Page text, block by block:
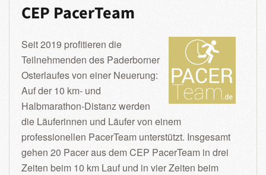
CEP PacerTeam
Seit 2019 profitieren die
Teilnehmenden des Paderborner
Osterlaufes von einer Neuerung:
Auf der 10 km- und
Halbmarathon-Distanz werden
die Läuferinnen und Läufer von einem
professionellen PacerTeam unterstützt. Insgesamt
gehen 20 Pacer aus dem CEP PacerTeam in drei
Zeiten beim 10 km Lauf und in vier Zeiten beim